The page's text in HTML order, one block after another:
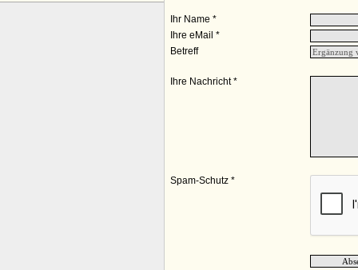
Ihr Name *
Ihre eMail *
Betreff
Ihre Nachricht *
Spam-Schutz *